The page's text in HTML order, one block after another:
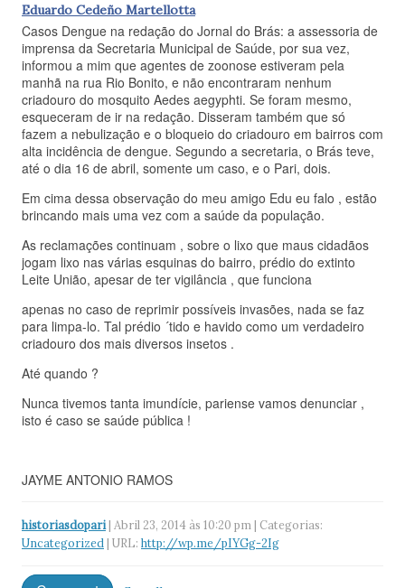
Eduardo Cedeño Martellotta
Casos Dengue na redação do Jornal do Brás: a assessoria de
imprensa da Secretaria Municipal de Saúde, por sua vez,
informou a mim que agentes de zoonose estiveram pela
manhã na rua Rio Bonito, e não encontraram nenhum
criadouro do mosquito Aedes aegyphti. Se foram mesmo,
esqueceram de ir na redação. Disseram também que só
fazem a nebulização e o bloqueio do criadouro em bairros com
alta incidência de dengue. Segundo a secretaria, o Brás teve,
até o dia 16 de abril, somente um caso, e o Pari, dois.
Em cima dessa observação do meu amigo Edu eu falo , estão
brincando mais uma vez com a saúde da população.
As reclamações continuam , sobre o lixo que maus cidadãos
jogam lixo nas várias esquinas do bairro, prédio do extinto
Leite União, apesar de ter vigilância , que funciona
apenas no caso de reprimir possíveis invasões, nada se faz
para limpa-lo. Tal prédio ´tido e havido como um verdadeiro
criadouro dos mais diversos insetos .
Até quando ?
Nunca tivemos tanta imundície, pariense vamos denunciar ,
isto é caso se saúde pública !
JAYME ANTONIO RAMOS
historiasdopari| Abril 23, 2014 às 10:20 pm | Categorias:
Uncategorized | URL: http://wp.me/pIYGg-2Ig